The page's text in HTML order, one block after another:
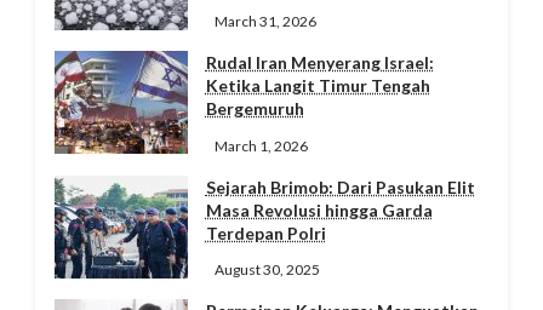
March 31, 2026
Rudal Iran Menyerang Israel:
Ketika Langit Timur Tengah
Bergemuruh
March 1, 2026
Sejarah Brimob: Dari Pasukan Elit
Masa Revolusi hingga Garda
Terdepan Polri
August 30, 2025